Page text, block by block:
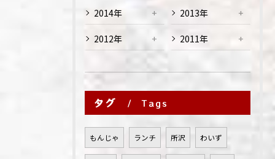
2014年 2013年
2012年 2011年
タグ Tags
もんじゃ ランチ 所沢 わいず